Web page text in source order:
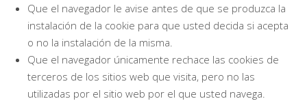
Que el navegador le avise antes de que se produzca la
instalación de la cookie para que usted decida si acepta
o no la instalación de la misma.
Que el navegador únicamente rechace las cookies de
terceros de los sitios web que visita, pero no las
utilizadas por el sitio web por el que usted navega.